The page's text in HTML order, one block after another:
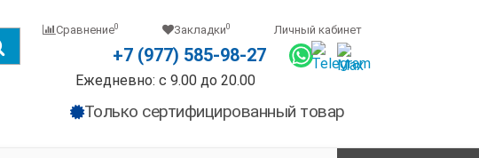
Сравнение0 Закладки0 Личный кабинет
+7 (977) 585-98-27
Ежедневно: с 9.00 до 20.00
Только сертифицированный товар